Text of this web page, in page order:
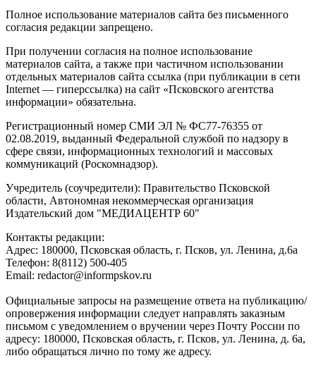
Полное использование материалов сайта без письменного
согласия редакции запрещено.
При получении согласия на полное использование
материалов сайта, а также при частичном использовании
отдельных материалов сайта ссылка (при публикации в сети
Internet — гиперссылка) на сайт «Псковского агентства
информации» обязательна.
Регистрационный номер СМИ ЭЛ № ФС77-76355 от
02.08.2019, выданный Федеральной службой по надзору в
сфере связи, информационных технологий и массовых
коммуникаций (Роскомнадзор).
Учредитель (соучредители): Правительство Псковской
области, Автономная некоммерческая организация
Издательский дом "МЕДИАЦЕНТР 60"
Контакты редакции:
Адреc: 180000, Псковская область, г. Псков, ул. Ленина, д.6а
Телефон: 8(8112) 500-405
Email: redactor@informpskov.ru
Официальные запросы на размещение ответа на публикацию/
опровержения информации следует направлять заказным
письмом с уведомлением о вручении через Почту России по
адресу: 180000, Псковская область, г. Псков, ул. Ленина, д. 6а,
либо обращаться лично по тому же адресу.